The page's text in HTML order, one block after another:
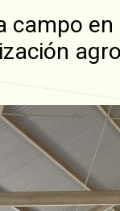
campo